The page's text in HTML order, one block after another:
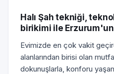
Halı Şah tekniği,
birikimi ile Erzurum'un
Evimizde en çok vakit
alanlarından birisi olan
dokunuşlarla, konforu